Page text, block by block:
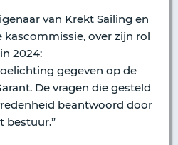
van Krekt Sailing en
kascommissie, over zijn rol
in 2024:
gegeven op de
De vragen die gesteld
beantwoord door
bestuur.”